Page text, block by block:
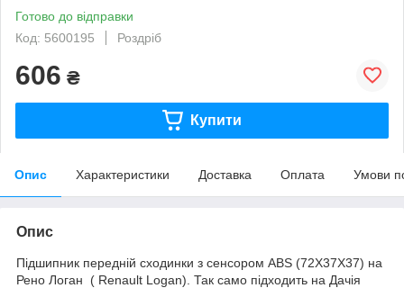
Готово до відправки
Код: 5600195
Роздріб
606 ₴
Купити
Опис Характеристики Доставка Оплата Умови
Опис
Підшипник передній сходинки з сенсором ABS (72X37X37) на
Рено Логан ( Renault Logan). Так само підходить на Дачія